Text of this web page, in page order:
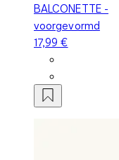
BALCONETTE -
voorgevormd
17,99 €